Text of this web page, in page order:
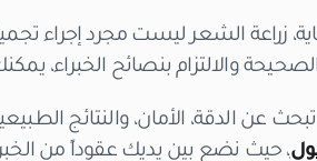
زراعة الشعر ليست مجرد إجراء
الصحيحة والالتزام بنصائح الخبراء،
عن الدقة، الأمان، والنتائج
، حيث نضع بين يديك عقوداً من